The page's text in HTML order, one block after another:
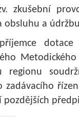
zkušební
a
pozdějších